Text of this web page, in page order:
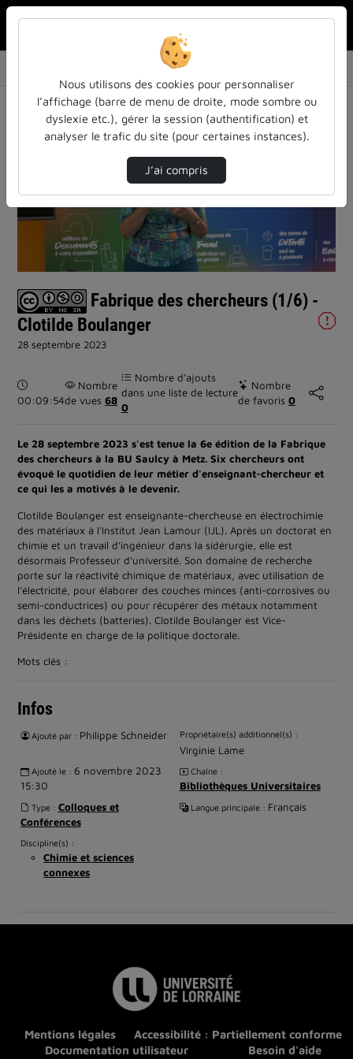
Fabrique des chercheurs (1/6) - Clotilde Bou…
Lire
la
vidéo
Fabrique des chercheurs (1/6) -
Clotilde Boulanger
28 septembre 2023
Durée :
00:09:54
Nombre
de vues 68
Nombre d’ajouts
dans une liste de lecture
0
Nombre
de favoris 0
Le 28 septembre 2023 s'est tenue la 6e édition de la Fabrique
des chercheurs à la BU Saulcy à Metz. Six chercheurs ont
évoqué le quotidien de leur métier d'enseignant-chercheur et
ce qui les a motivés à le devenir.
Clotilde Boulanger est enseignante-chercheuse en électrochimie
des matériaux à l'Institut Jean Lamour (IJL). Après un doctorat en
chimie et un travail d’ingénieur dans la sidérurgie, elle est
désormais Professeur d’université. Son domaine de recherche
porte sur la réactivité chimique de matériaux, avec utilisation de
l’électricité, pour élaborer des couches minces (anti-corrosives ou
semi-conductrices) ou pour récupérer des métaux notamment
dans les déchets (batteries). Clotilde Boulanger est Vice-
Présidente en charge de la politique doctorale.
Mots clés :
Infos
Ajouté par : Philippe Schneider Propriétaire(s) additionnel(s) :
Virginie Lame
Ajouté le : 6 novembre 2023
15:30
Chaîne :
Bibliothèques Universitaires
Type : Colloques et
Conférences
Langue principale : Français
Discipline(s) :
Chimie et sciences
connexes
Mentions légales
Accessibilité : Partiellement conforme
Documentation utilisateur
Besoin d'aide
Nous utilisons des cookies pour personnaliser
l’affichage (barre de menu de droite, mode sombre ou
dyslexie etc.), gérer la session (authentification) et
analyser le trafic du site (pour certaines instances).
J’ai compris